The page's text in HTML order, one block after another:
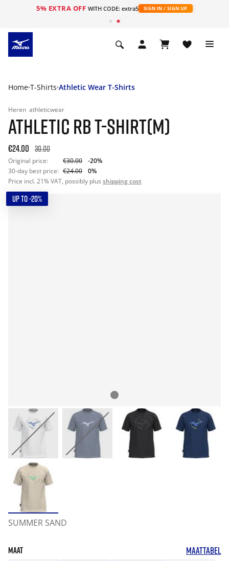
5% EXTRA OFF WITH CODE: extra5 SIGN IN / SIGN UP
Home T-Shirts Athletic Wear T-Shirts
Heren athleticwear
ATHLETIC RB T-SHIRT(M)
€24.00 30.00
Original price: €30.00
-20%
30-day best price: €24.00
0%
Price incl. 21% VAT, possibly plus shipping cost
UP TO -20%
SUMMER SAND
MAAT MAATTABEL